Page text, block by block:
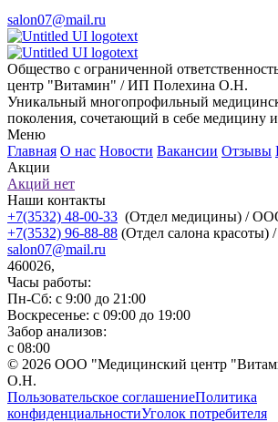
salon07@mail.ru
Общество с ограниченной
центр "Витамин" / ИП Полехина О.Н.
Уникальный многопрофильный
поколения, сочетающий в себе медицину
Меню
Главная О нас Новости Вакансии Отзывы
Акции
Акций нет
Наши контакты
+7(3532) 48-00-33 (Отдел медицины) /
+7(3532) 96-88-88 (Отдел салона
salon07@mail.ru
460026,
Часы работы:
Пн-Сб: с 9:00 до 21:00
Воскресенье: с 09:00 до 19:00
Забор анализов:
с 08:00
© 2026 ООО "Медицинский центр
О.Н.
Пользовательское соглашениеПолитика
конфиденциальностиУголок потребителя